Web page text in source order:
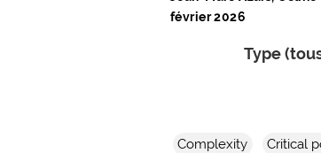
février 2026
Type
Complexity Critical